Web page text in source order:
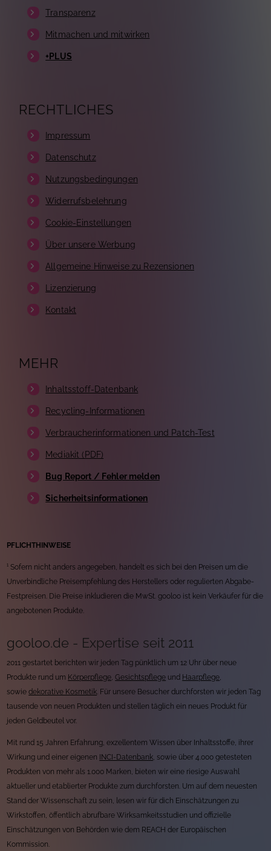
Transparenz
Mitmachen und mitwirken
+PLUS
RECHTLICHES
Impressum
Datenschutz
Nutzungsbedingungen
Widerrufsbelehrung
Cookie-Einstellungen
Über unsere Werbung
Allgemeine Hinweise zu Rezensionen
Lizenzierung
Kontakt
MEHR
Inhaltsstoff-Datenbank
Recycling-Informationen
Verbraucherinformationen und Patch-Test
Mediakit (PDF)
Bug Report / Fehler melden
Sicherheitsinformationen
PFLICHTHINWEISE
¹ Sofern nicht anders angegeben, handelt es sich bei den Preisen um die
Unverbindliche Preisempfehlung des Herstellers oder regulierten Abgabe-
Festpreisen. Die Preise inkludieren die MwSt. gooloo ist kein Verkäufer für die
angebotenen Produkte.
gooloo.de - Expertise seit 2011
2011 gestartet berichten wir jeden Tag pünktlich um 12 Uhr über neue
Produkte rund um Körperpflege ,Gesichtspflege und Haarpflege
sowiedekorative Kosmetik . Für unsere Besucher durchforsten wir jeden Tag
tausende von neuen Produkten und stellen täglich ein neues Produkt für
jeden Geldbeutel vor.
Mit rund 15 Jahren Erfahrung, exzellentem Wissen über Inhaltsstoffe, ihrer
Wirkung und einer eigenen INCI-Datenbank , sowie über 4.000 getesteten
Produkten von mehr als 1.000 Marken, bieten wir eine riesige Auswahl
aktueller und etablierter Produkte zum durchforsten. Um auf dem neuesten
Stand der Wissenschaft zu sein, lesen wir für dich Einschätzungen zu
Wirkstoffen, öffentlich abrufbare Wirksamkeitsstudien und offizielle
Einschätzungen von Behörden wie dem REACH der Europäischen
Kommission.